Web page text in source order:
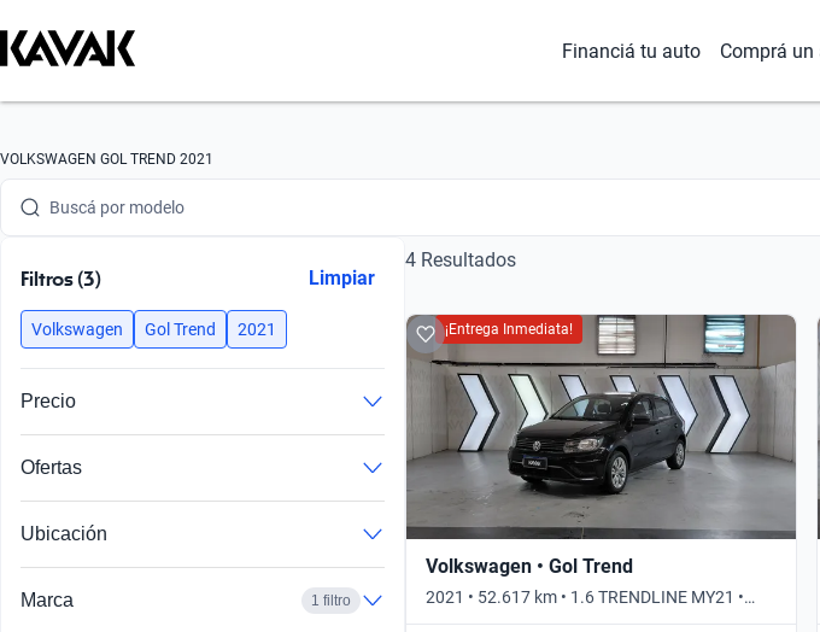
Financiá tu auto Comprá un
VOLKSWAGEN GOL TREND 2021
Buscá por marca
Buscá por modelo
Buscá por año
Buscá por marca
Buscá por versión
Buscá por año
Filtros (3) Limpiar
Volkswagen Gol Trend 2021
Precio
Ofertas
Ubicación
Marca 1 filtro
4 Resultados
¡Entrega Inmediata!
Volkswagen • Gol Trend
2021 • 52.617 km • 1.6 TRENDLINE MY21 •
Manual